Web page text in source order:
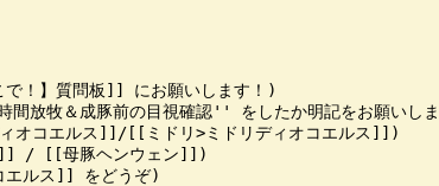
！】質問板]] にお願いします！)
放牧＆成豚前の目視確認'' をしたか明記をお願いし
オコエルス]]/[[ミドリ>ミドリディオコエルス]])
]] / [[母豚ヘンウェン]])
エルス]] をどうぞ)